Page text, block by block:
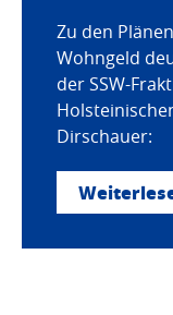
Zu den
Wohngeld
der SSW-
Dirschauer: